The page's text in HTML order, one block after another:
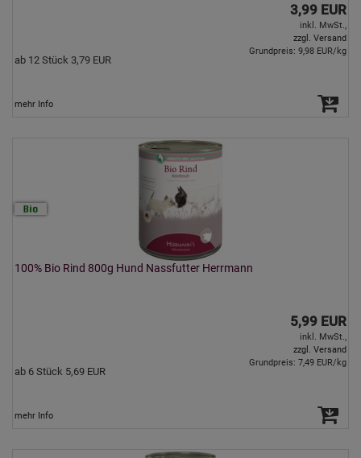
3,99 EUR
inkl. MwSt.,
zzgl. Versand
ab 12 Stück 3,79 EUR
Grundpreis: 9,98 EUR/kg
mehr Info
100% Bio Rind 800g Hund Nassfutter Herrmann
5,99 EUR
inkl. MwSt.,
zzgl. Versand
ab 6 Stück 5,69 EUR
Grundpreis: 7,49 EUR/kg
mehr Info